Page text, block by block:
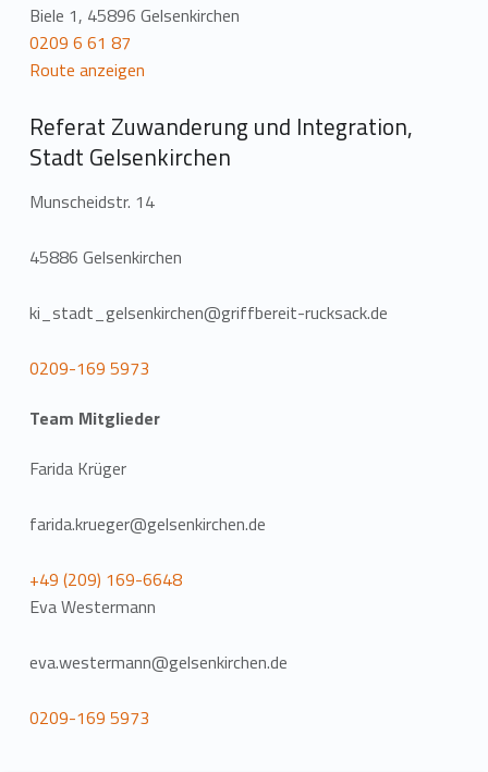
Biele 1, 45896 Gelsenkirchen
0209 6 61 87
Route anzeigen
Referat Zuwanderung und Integration,
Stadt Gelsenkirchen
Munscheidstr. 14
45886 Gelsenkirchen
ki_stadt_gelsenkirchen@griffbereit-rucksack.de
0209-169 5973
Team Mitglieder
Farida Krüger
farida.krueger@gelsenkirchen.de
+49 (209) 169-6648
Eva Westermann
eva.westermann@gelsenkirchen.de
0209-169 5973